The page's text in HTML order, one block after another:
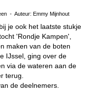
- Auteur: Emmy Mijnhout
je ook het laatste stukje
'Rondje Kampen',
maken van de boten
IJssel, ging over de
via de wateren aan de
terug.
de deelnemers.